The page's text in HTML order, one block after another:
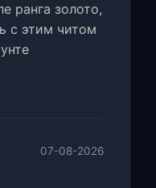
ранга золото,
с этим читом
07-08-2026